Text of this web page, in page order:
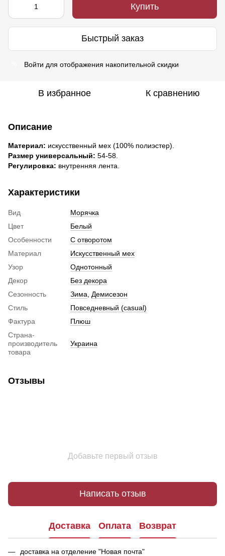
Купить
Быстрый заказ
Войти для отображения накопительной скидки
В избранное К сравнению
Описание
Материал: искусственный мех (100% полиэстер).
Размер универсальный: 54-58.
Регулировка: внутренняя лента.
Характеристики
Вид
Морячка
Цвет
Белый
Особенности
С отворотом
Материал
Искусственный мех
Узор
Однотонный
Декор
Без декора
Сезонность
Зима
Демисезон
Стиль
Повседневный (casual)
Фактура
Плюш
Страна-
производитель
товара
Украина
Отзывы
Добавьте первый отзыв
Написать отзыв
Доставка Оплата Возврат
доставка на отделение "Новая почта"